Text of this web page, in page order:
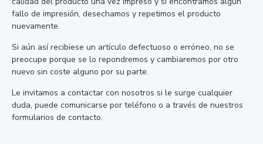
fallo de impresión, desechamos y repetimos el producto
nuevamente.
Si aún así recibiese un artículo defectuoso o erróneo, no se
preocupe porque se lo repondremos y cambiaremos por otro
nuevo sin coste alguno por su parte.
Le invitamos a contactar con nosotros si le surge cualquier
duda, puede comunicarse por teléfono o a través de nuestros
formularios de contacto.